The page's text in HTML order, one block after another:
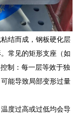
结而成，钢板硬化层
常见的矩形支座（如
制：每一层等效于独
能导致局部变形过量
度过高或过低均会导